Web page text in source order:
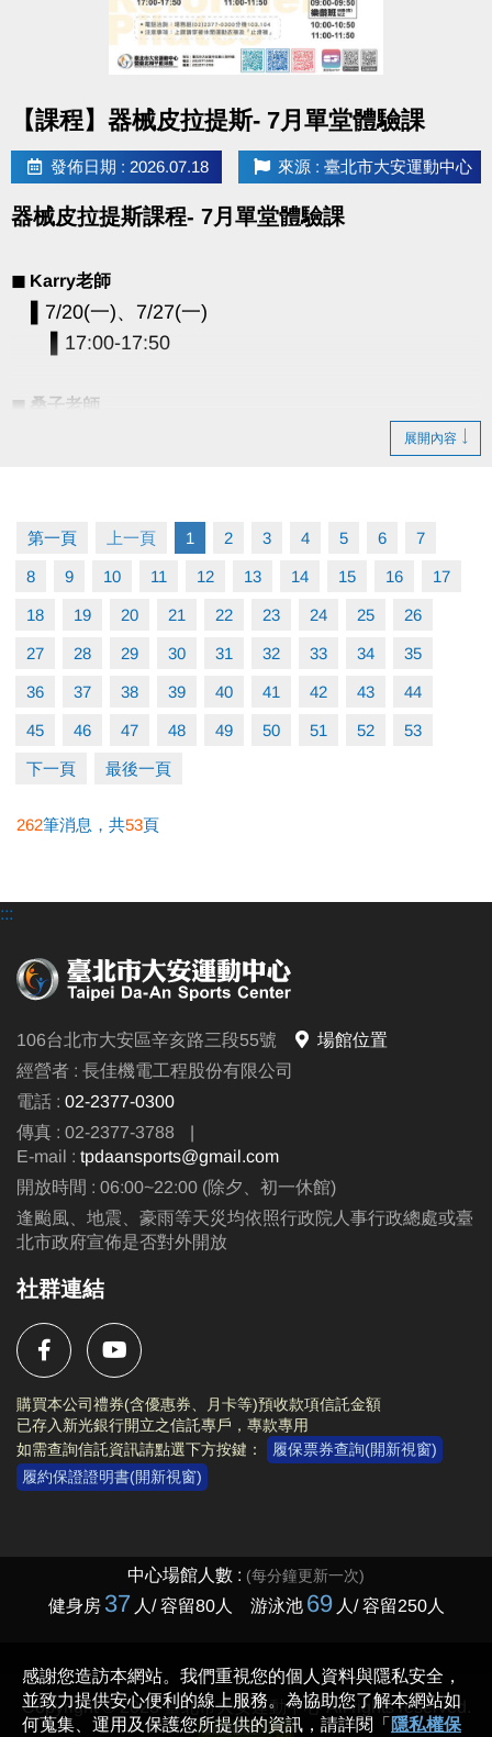
【課程】器械皮拉提斯- 7月單堂體驗課
發佈日期 : 2026.07.18 來源 : 臺北市大安運動中心
器械皮拉提斯課程- 7月單堂體驗課
◼︎ Karry老師
▌7/20(一)、7/27(一)
▌17:00-17:50
◼︎ 桑子老師
◼︎ Benny老師
▌7/24(五)、7/31(五)
▌09:00-09:50 樂齡班 (60歲以上)
▌10:00-10:50、11:00-11:50
▪︎ 單堂費用：900元/堂
▪︎ 注意事項：上課請穿著休閒運動衣褲及「止滑襪」
▪︎ 大安APP 長佳Sports+ APP傳送門⬇
google play 傳送門點我(另開新視窗)
●電話洽詢 (02)2396-0300 分機103、104
展開內容
第一頁 上一頁 1 2 3 4 5 6 7
8 9 10 11 12 13 14 15 16 17
18 19 20 21 22 23 24 25 26
27 28 29 30 31 32 33 34 35
36 37 38 39 40 41 42 43 44
45 46 47 48 49 50 51 52 53
下一頁 最後一頁
262筆消息，共53頁
:::
106台北市大安區辛亥路三段55號
場館位置
經營者 : 長佳機電工程股份有限公司
電話 : 02-2377-0300
傳真 : 02-2377-3788
|
E-mail : tpdaansports@gmail.com
開放時間 : 06:00~22:00 (除夕、初一休館)
逢颱風、地震、豪雨等天災均依照行政院人事行政總處或臺
北市政府宣佈是否對外開放
社群連結
購買本公司禮券(含優惠券、月卡等)預收款項信託金額
已存入新光銀行開立之信託專戶，專款專用
如需查詢信託資訊請點選下方按鍵：
履保票券查詢(開新視窗)
履約保證證明書(開新視窗)
Copyright © 2023 臺北市大安運動中心 All rights reserved.